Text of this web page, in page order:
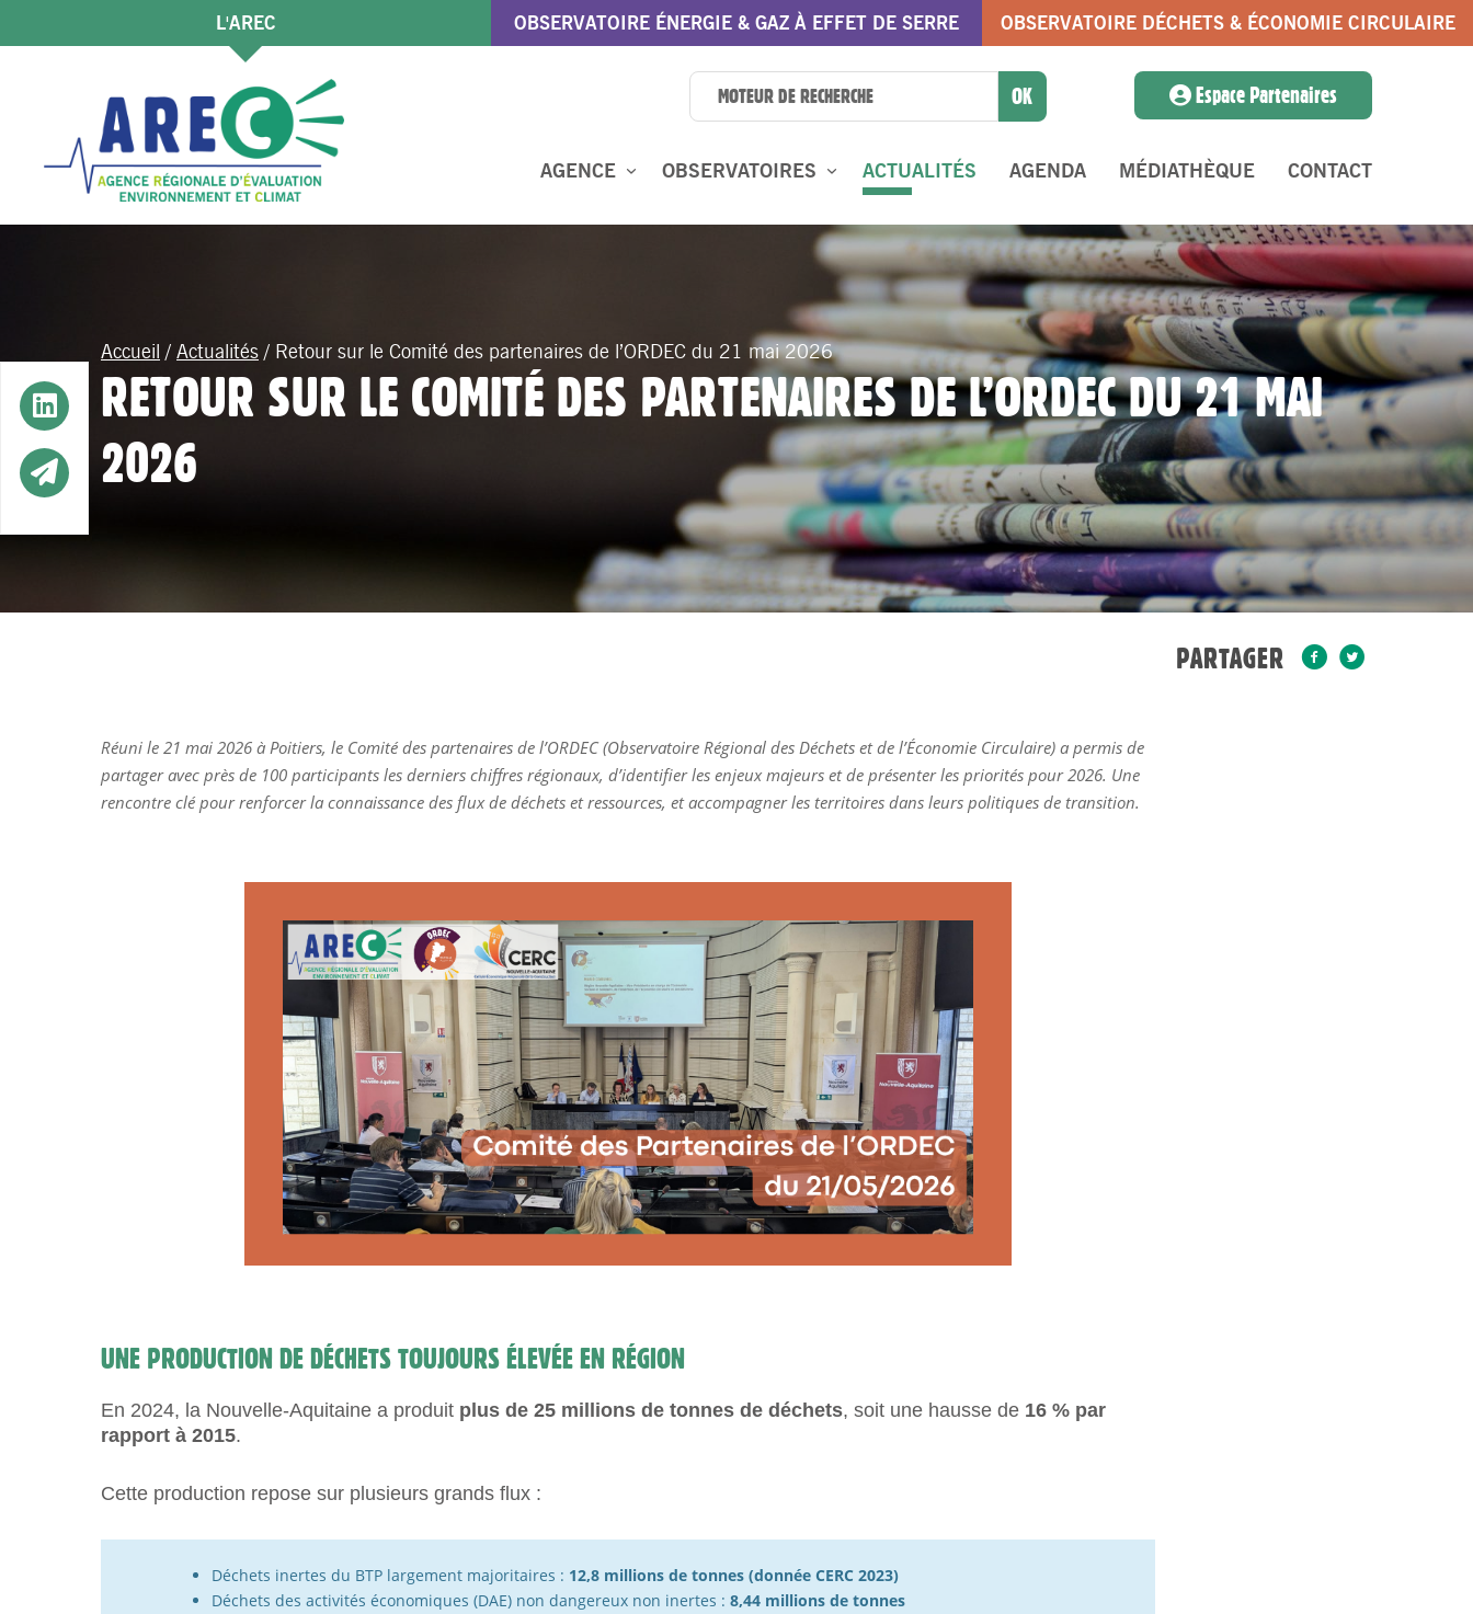
L'AREC OBSERVATOIRE ÉNERGIE & GAZ À EFFET DE SERRE OBSERVATOIRE DÉCHETS & ÉCONOMIE CIRCULAIRE
Espace Partenaires
AGENCE OBSERVATOIRES ACTUALITÉS AGENDA MÉDIATHÈQUE CONTACT
Accueil / Actualités / Retour sur le Comité des partenaires de l’ORDEC du 21 mai 2026
RETOUR SUR LE COMITÉ DES PARTENAIRES DE L’ORDEC DU 21 MAI
2026
PARTAGER
Réuni le 21 mai 2026 à Poitiers, le Comité des partenaires de l’ORDEC (Observatoire Régional des Déchets et de l’Économie Circulaire) a permis de
partager avec près de 100 participants les derniers chiffres régionaux, d’identifier les enjeux majeurs et de présenter les priorités pour 2026. Une
rencontre clé pour renforcer la connaissance des flux de déchets et ressources, et accompagner les territoires dans leurs politiques de transition.
UNE PRODUCTION DE DÉCHETS TOUJOURS ÉLEVÉE EN RÉGION
En 2024, la Nouvelle-Aquitaine a produit plus de 25 millions de tonnes de déchets, soit une hausse de 16 % par
rapport à 2015.
Cette production repose sur plusieurs grands flux :
Déchets inertes du BTP largement majoritaires : 12,8 millions de tonnes (donnée CERC 2023)
Déchets des activités économiques (DAE) non dangereux non inertes : 8,44 millions de tonnes
Button
Button